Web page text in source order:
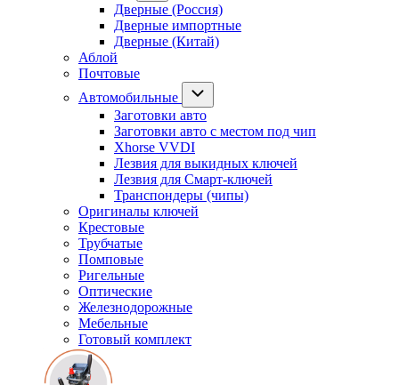
Дверные (Россия)
Дверные импортные
Дверные (Китай)
Аблой
Почтовые
Автомобильные
Заготовки авто
Заготовки авто с местом под чип
Xhorse VVDI
Лезвия для выкидных ключей
Лезвия для Смарт-ключей
Транспондеры (чипы)
Оригиналы ключей
Крестовые
Трубчатые
Помповые
Ригельные
Оптические
Железнодорожные
Мебельные
Готовый комплект